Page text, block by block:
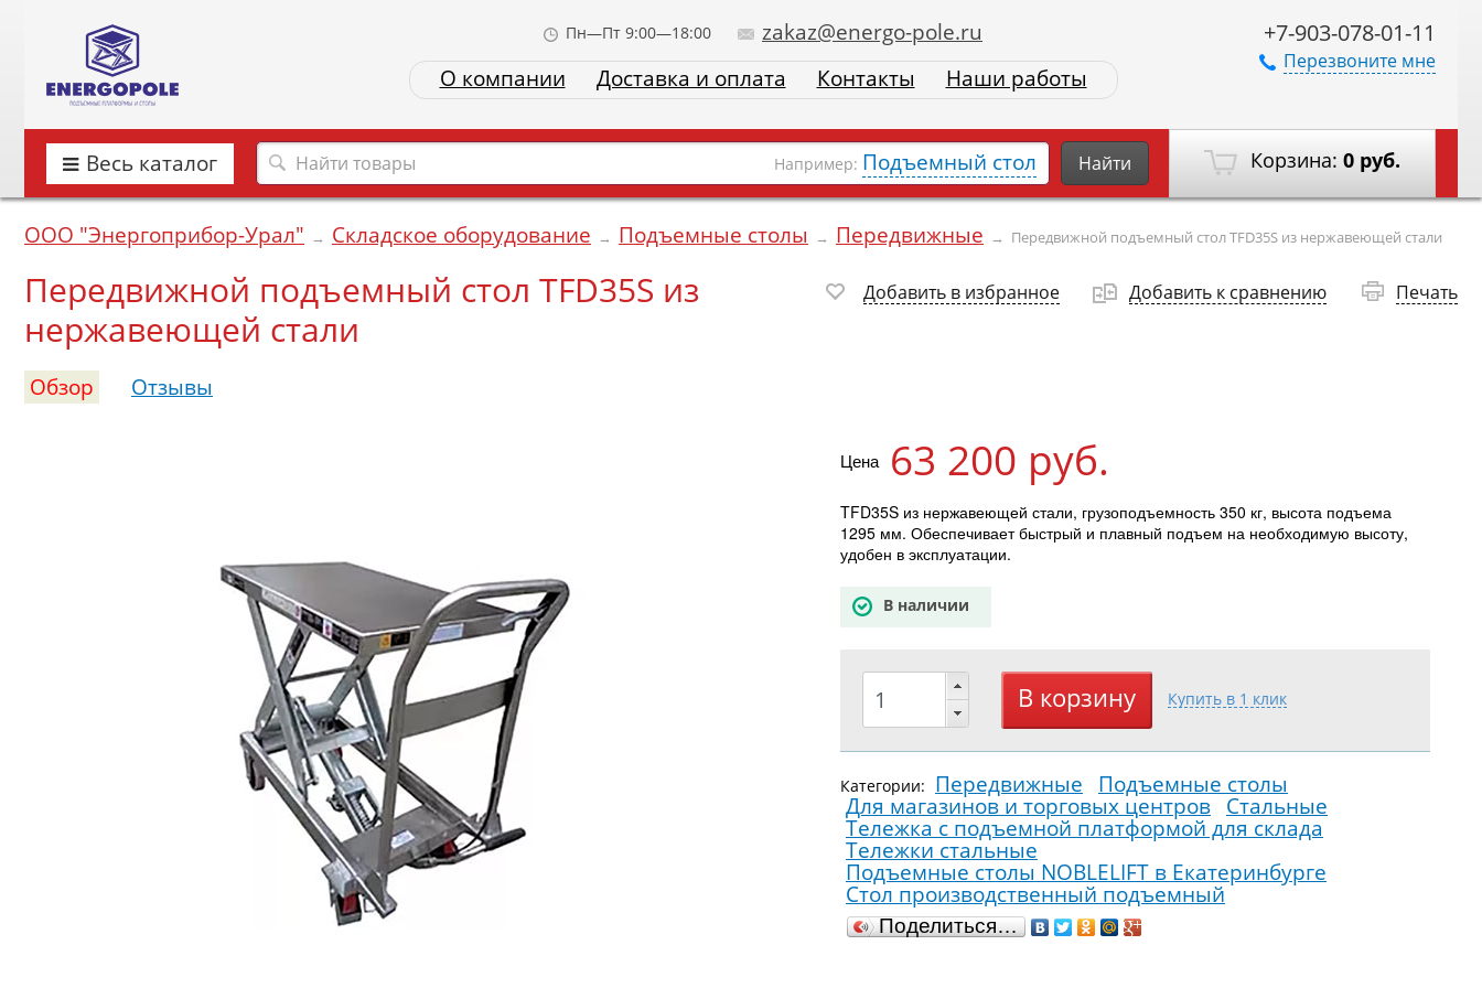
+7-903-078-01-11
Перезвоните мне
Пн—Пт 9:00—18:00
zakaz@energo-pole.ru
О компании
Доставка и оплата Контакты Наши работы
Корзина: 0 руб.
Весь каталог Например: Подъемный стол Найти
ООО "Энергоприбор-Урал" → Складское оборудование → Подъемные столы → Передвижные → Передвижной подъемный стол TFD35S из нержавеющей стали
Передвижной подъемный стол TFD35S из
нержавеющей стали
Добавить в избранное Добавить к сравнению Печать
Обзор Отзывы
Цена 63 200 руб.
TFD35S из нержавеющей стали, грузоподъемность 350 кг, высота подъема
1295 мм. Обеспечивает быстрый и плавный подъем на необходимую высоту,
удобен в эксплуатации.
В наличии
Категории: Передвижные Подъемные столы
Для магазинов и торговых центров Стальные
Тележка с подъемной платформой для склада
Тележки стальные
Подъемные столы NOBLELIFT в Екатеринбурге
Стол производственный подъемный
Поделиться…